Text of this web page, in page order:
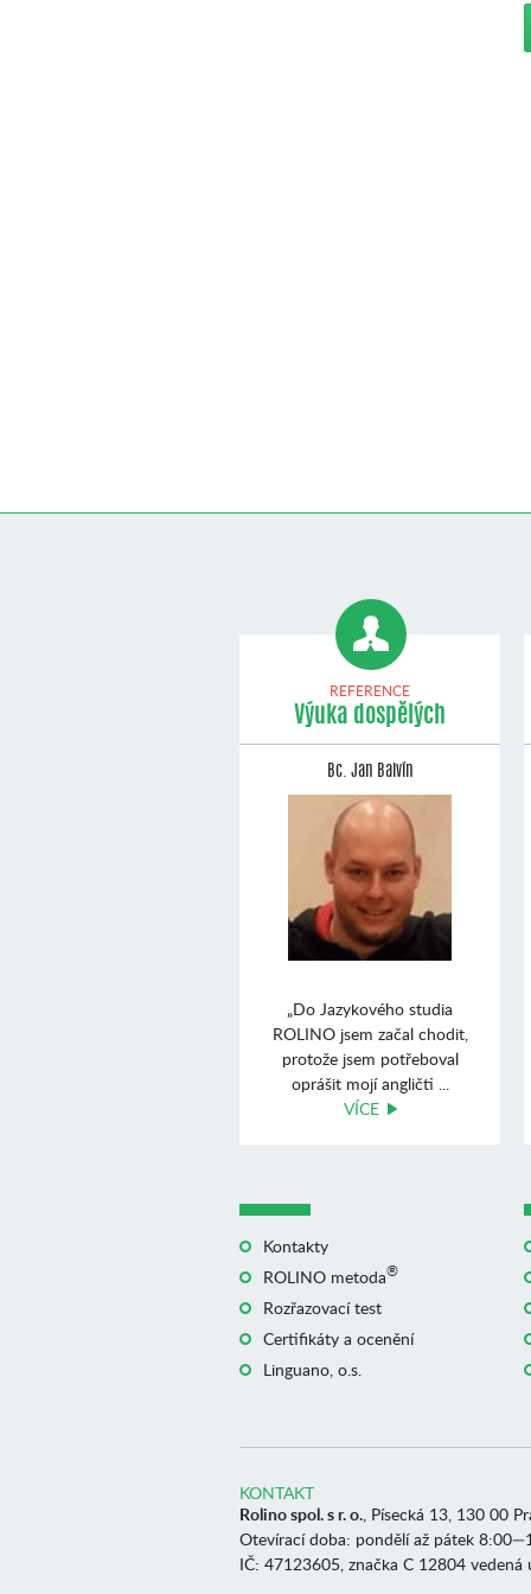
REFERENCE
Výuka dospělých
Bc. Jan Balvín
„Do Jazykového studia
ROLINO jsem začal chodit,
protože jsem potřeboval
oprášit mojí angličti ...
VÍCE
Kontakty
ROLINO metoda®
Rozřazovací test
Certifikáty a ocenění
Linguano, o.s.
KONTAKT
Rolino spol. s r. o., Písecká 13, 130 00
Otevírací doba: pondělí až pátek
IČ: 47123605, značka C 12804